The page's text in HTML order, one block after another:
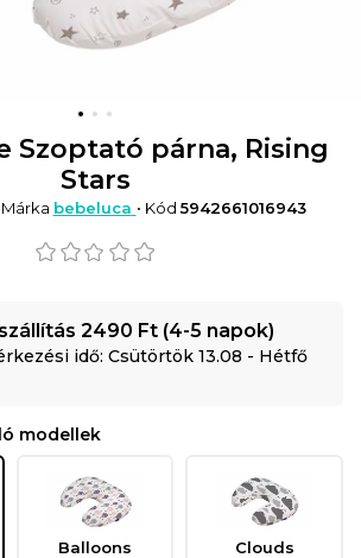
Szoptató párna, Rising
Stars
Márka bebeluca • Kód5942661016943
2490 Ft (4-5 napok)
idő: Csütörtök 13.08 - Hétfő
modellek
Balloons Clouds